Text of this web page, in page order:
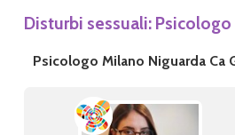
Disturbi sessuali:
Psicologo Milano Niguarda Ca